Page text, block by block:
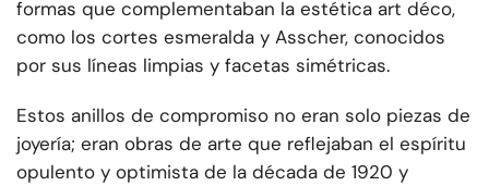
formas que complementaban la estética art déco,
como los cortes esmeralda y Asscher, conocidos
por sus líneas limpias y facetas simétricas.
Estos anillos de compromiso no eran solo piezas de
joyería; eran obras de arte que reflejaban el espíritu
opulento y optimista de la década de 1920 y